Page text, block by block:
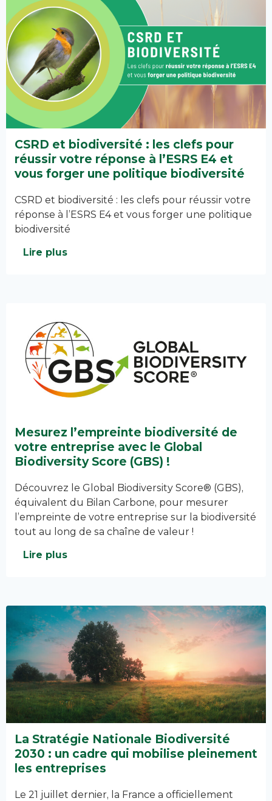
CSRD et biodiversité : les clefs pour
réussir votre réponse à l’ESRS E4 et
vous forger une politique biodiversité
CSRD et biodiversité : les clefs pour réussir votre
réponse à l’ESRS E4 et vous forger une politique
biodiversité
Lire plus
Mesurez l’empreinte biodiversité de
votre entreprise avec le Global
Biodiversity Score (GBS) !
Découvrez le Global Biodiversity Score® (GBS),
équivalent du Bilan Carbone, pour mesurer
l’empreinte de votre entreprise sur la biodiversité
tout au long de sa chaîne de valeur !
Lire plus
La Stratégie Nationale Biodiversité
2030 : un cadre qui mobilise pleinement
les entreprises
Le 21 juillet dernier, la France a officiellement